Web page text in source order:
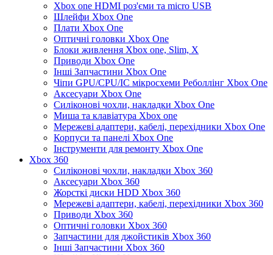
Xbox one HDMI роз'єми та micro USB
Шлейфи Xbox One
Плати Xbox One
Оптичні головки Xbox One
Блоки живлення Xbox one, Slim, X
Приводи Xbox One
Інші Запчастини Xbox One
Чіпи GPU/CPU/IC мікросхеми Реболлінг Xbox One
Аксесуари Xbox One
Силіконові чохли, накладки Xbox One
Миша та клавіатура Xbox one
Мережеві адаптери, кабелі, перехідники Xbox One
Корпуси та панелі Xbox One
Інструменти для ремонту Xbox One
Xbox 360
Силіконові чохли, накладки Xbox 360
Аксесуари Xbox 360
Жорсткі диски HDD Xbox 360
Мережеві адаптери, кабелі, перехідники Xbox 360
Приводи Xbox 360
Оптичні головки Xbox 360
Запчастини для джойстиків Xbox 360
Інші Запчастини Xbox 360